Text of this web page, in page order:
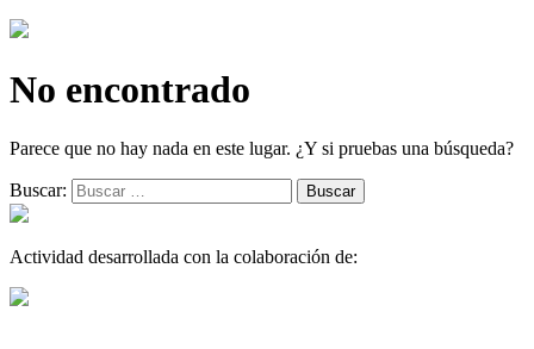
No encontrado
Parece que no hay nada en este lugar. ¿Y si pruebas una búsqueda?
Buscar:
Actividad desarrollada con la colaboración de: